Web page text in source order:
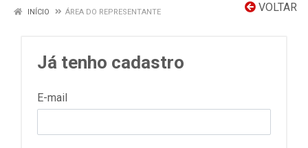
VOLTAR
INÍCIO ÁREA DO REPRESENTANTE
Já tenho cadastro
E-mail